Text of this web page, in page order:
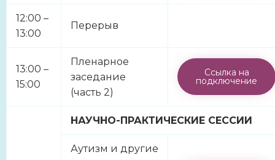
12:00 –
13:00
Перерыв
13:00 –
15:00
Пленарное
заседание
(часть 2)
Ссылка на
подключение
НАУЧНО-ПРАКТИЧЕСКИЕ СЕССИИ
Аутизм и другие